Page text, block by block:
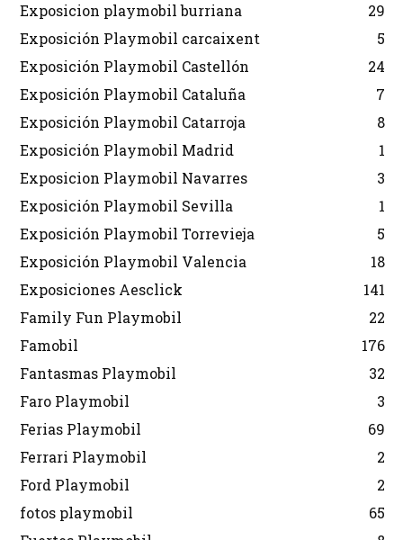
Exposicion playmobil burriana
29
Exposición Playmobil carcaixent
5
Exposición Playmobil Castellón
24
Exposición Playmobil Cataluña
7
Exposición Playmobil Catarroja
8
Exposición Playmobil Madrid
1
Exposicion Playmobil Navarres
3
Exposición Playmobil Sevilla
1
Exposición Playmobil Torrevieja
5
Exposición Playmobil Valencia
18
Exposiciones Aesclick
141
Family Fun Playmobil
22
Famobil
176
Fantasmas Playmobil
32
Faro Playmobil
3
Ferias Playmobil
69
Ferrari Playmobil
2
Ford Playmobil
2
fotos playmobil
65